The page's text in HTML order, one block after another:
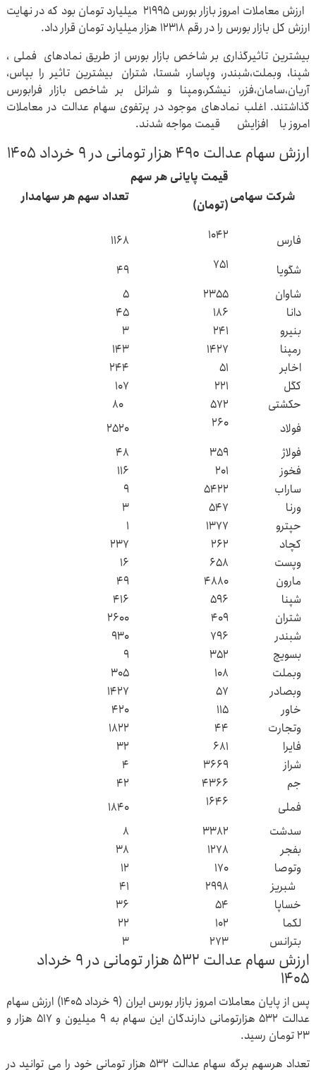
ارزش معاملات امروز بازار بورس ۲۱۹۹۵ میلیارد تومان بود که در نهایت
ارزش کل بازار بورس را در رقم ۱۲۳۱۸ هزار میلیارد تومان قرار داد.
بیشترین تاثیرگذاری بر شاخص بازار بورس از طریق نمادهای فملی ،
شپنا، وبملت،شبندر، وپاسار، شستا، شتران بیشترین تاثیر را بپاس،
آریان،سامان،فزر، نیشکر،ومپنا و شرانل بر شاخص بازار فرابورس
گذاشتند. اغلب نمادهای موجود در پرتفوی سهام عدالت در معاملات
امروز با افزایش قیمت مواجه شدند.
ارزش سهام عدالت ۴۹۰ هزار تومانی در ۹ خرداد ۱۴۰۵
شرکت سهامی
قیمت پایانی هر سهم
(تومان)
تعداد سهم هر سهامدار
فارس ۱۰۴۲
۱۱۶۸
شگویا
۷۵۱
۴۹
شاوان
۲۳۵۵
۵
دانا
۱۸۶
۴۵
بنیرو
۲۴۱
۳
رمپنا
۱۴۲۷
۱۴۳
اخابر
۵۱
۲۴۴
کگل
۲۲۱
۱۰۷
حکشتی‌
۵۷۲
۸۰
فولاد
۲۶۰
۲۵۲۰
فولاژ
۳۵۹
۴۸
فخوز
۲۰۱
۱۱۶
ساراب
۵۴۲۲
۹
ورنا
۵۴۷
۳
حپترو
۱۳۷۷
۱
کچاد
۲۶۲
۲۳۷
وپست
۶۵۸
۱۶
مارون
۴۸۸۰
۴۹
شپنا
۵۹۶
۴۱۶
شتران
۴۰۹
۲۶۰۰
شبندر
۷۹۶
۹۳۰
بسویچ
۳۵۲
۹
وبملت
۱۰۸
۳۰۵
وبصادر
۵۷
۱۴۲۷
خاور
۱۱۵
۴۲۰
وتجارت
۴۴
۱۸۲۲
فایرا
۶۸۱
۳۲
شراز
۳۶۶۹
۴
جم
۴۳۶۶
۴۲
فملی
۱۶۴۶
۱۸۴۰
سدشت
۳۳۸۲
۸
بفجر
۱۲۷۸
۳۸
وتوصا
۱۷۰
۱۲
شبریز
۲۹۹۸
۴۱
خساپا
۵۴
۳۶
لکما
۱۰۲
۲۲
بترانس
۲۷۳ ۳
ارزش سهام عدالت ۵۳۲ هزار تومانی در ۹ خرداد
۱۴۰۵
پس از پایان معاملات امروز بازار بورس ایران (۹ خرداد ۱۴۰۵) ارزش سهام
عدالت ۵۳۲ هزارتومانی دارندگان این سهام به ۹ میلیون و ۵۱۷ هزار و
۲۳ تومان رسید.
تعداد هرسهم برگه سهام عدالت ۵۳۲ هزار تومانی خود را می توانید در